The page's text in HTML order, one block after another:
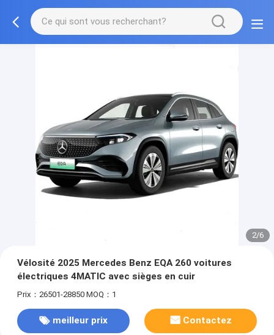
2/6
Vélosité 2025 Mercedes Benz EQA 260 voitures
électriques 4MATIC avec sièges en cuir
Prix：26501-28850 MOQ：1
meilleur prix Contactez